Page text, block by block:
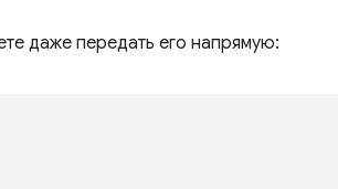
даже передать его напрямую: